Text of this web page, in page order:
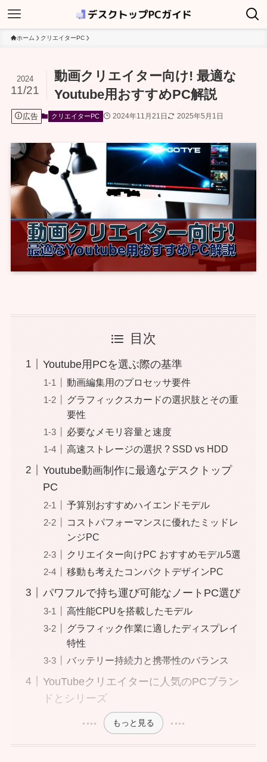
ホーム クリエイターPC
動画クリエイター向け! 最適な
Youtube用おすすめPC解説
2024
11/21
広告 クリエイターPC 2024年11月21日 2025年5月1日
目次
Youtube用PCを選ぶ際の基準
動画編集用のプロセッサ要件
グラフィックスカードの選択肢とその重
要性
必要なメモリ容量と速度
高速ストレージの選択 ? SSD vs HDD
Youtube動画制作に最適なデスクトップ
PC
予算別おすすめハイエンドモデル
コストパフォーマンスに優れたミッドレ
ンジPC
クリエイター向けPC おすすめモデル5選
移動も考えたコンパクトデザインPC
パワフルで持ち運び可能なノートPC選び
高性能CPUを搭載したモデル
グラフィック作業に適したディスプレイ
特性
バッテリー持続力と携帯性のバランス
YouTubeクリエイターに人気のPCブラン
ドとシリーズ
もっと見る